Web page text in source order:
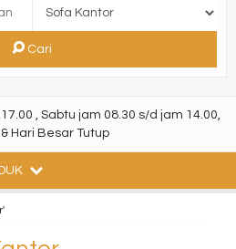
Cari
, Sabtu jam 08.30 s/d jam 14.00,
Hari Besar Tutup